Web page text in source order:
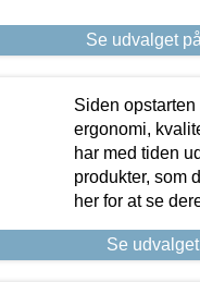
Se udvalget
Siden
ergonomi,
har med tiden
produkter, som
her for at se
Se